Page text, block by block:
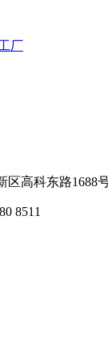
厂
区高科东路1688
8511